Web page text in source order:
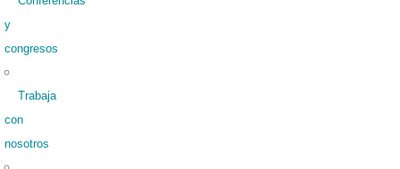
y
congresos
Trabaja
con
nosotros